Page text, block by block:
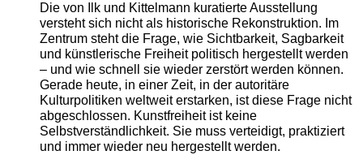
Die von Ilk und Kittelmann kuratierte Ausstellung
versteht sich nicht als historische Rekonstruktion. Im
Zentrum steht die Frage, wie Sichtbarkeit, Sagbarkeit
und künstlerische Freiheit politisch hergestellt werden
– und wie schnell sie wieder zerstört werden können.
Gerade heute, in einer Zeit, in der autoritäre
Kulturpolitiken weltweit erstarken, ist diese Frage nicht
abgeschlossen. Kunstfreiheit ist keine
Selbstverständlichkeit. Sie muss verteidigt, praktiziert
und immer wieder neu hergestellt werden.